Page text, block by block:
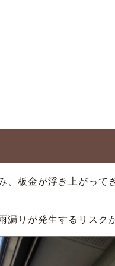
板金が浮き上がっ
りが発生するリスク